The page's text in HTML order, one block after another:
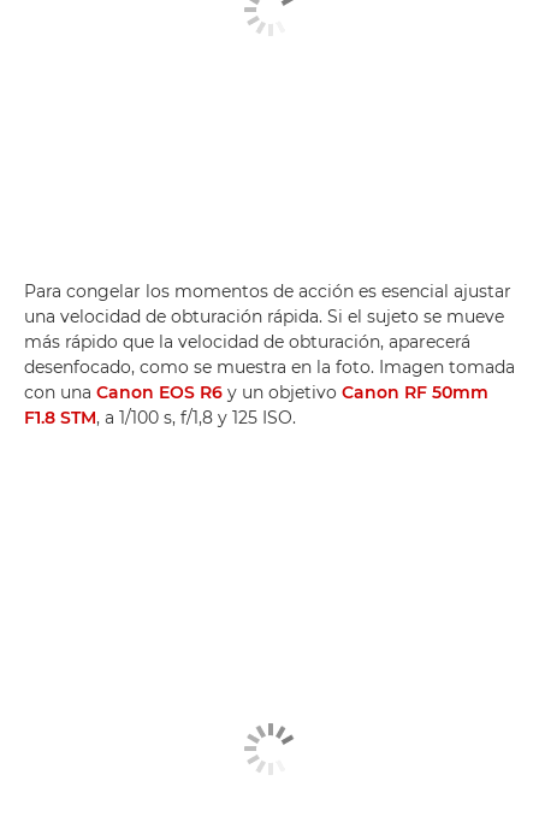
Para congelar los momentos de acción es esencial ajustar
una velocidad de obturación rápida. Si el sujeto se mueve
más rápido que la velocidad de obturación, aparecerá
desenfocado, como se muestra en la foto. Imagen tomada
con una Canon EOS R6 y un objetivo Canon RF 50mm
F1.8 STM, a 1/100 s, f/1,8 y 125 ISO.